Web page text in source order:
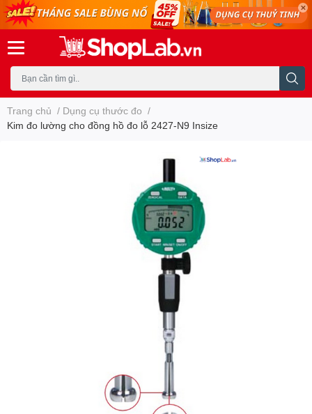
Trang chủ / Dụng cụ thước đo /
Kim đo lường cho đồng hồ đo lỗ 2427-N9 Insize